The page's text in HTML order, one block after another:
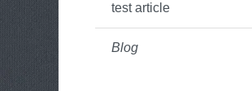
test article
Blog